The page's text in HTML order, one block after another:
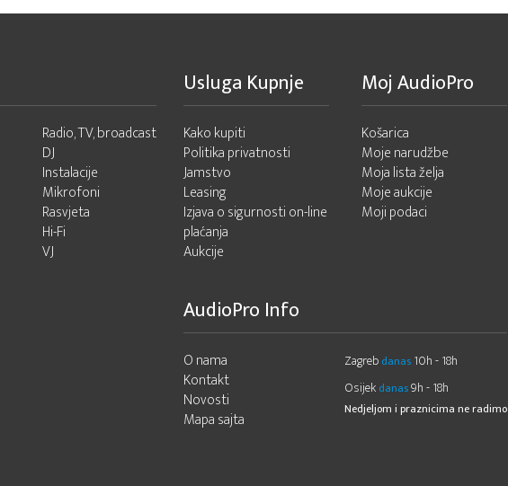
Radio, TV, broadcast
DJ
Instalacije
Mikrofoni
Rasvjeta
Hi-Fi
VJ
Usluga Kupnje
Kako kupiti
Politika privatnosti
Jamstvo
Leasing
Izjava o sigurnosti on-line
plaćanja
Aukcije
Moj AudioPro
Košarica
Moje narudžbe
Moja lista želja
Moje aukcije
Moji podaci
AudioPro Info
O nama
Kontakt
Novosti
Mapa sajta
Zagreb danas 10h - 18h
Osijek danas9h - 18h
Nedjeljom i praznicima ne radimo